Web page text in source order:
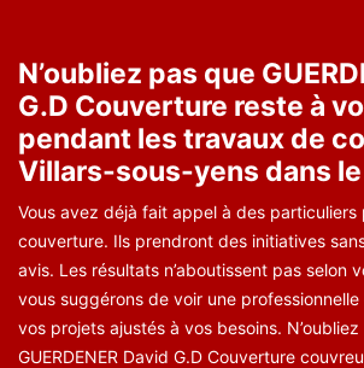
N’oubliez pas que
G.D Couverture reste à
pendant les travaux de
Villars-sous-yens dans le
Vous avez déjà fait appel à des
couverture. Ils prendront des initiatives
avis. Les résultats n’aboutissent pas selon
vous suggérons de voir une
vos projets ajustés à vos besoins.
GUERDENER David G.D Couverture